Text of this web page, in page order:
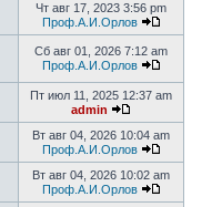
Чт авг 17, 2023 3:56 pm
Проф.А.И.Орлов
Сб авг 01, 2026 7:12 am
Проф.А.И.Орлов
Пт июл 11, 2025 12:37 am
admin
Вт авг 04, 2026 10:04 am
Проф.А.И.Орлов
Вт авг 04, 2026 10:02 am
Проф.А.И.Орлов